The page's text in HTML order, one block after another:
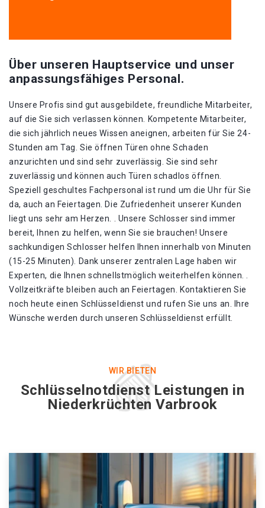
Über unseren Hauptservice und unser
anpassungsfähiges Personal.
Unsere Profis sind gut ausgebildete, freundliche Mitarbeiter,
auf die Sie sich verlassen können. Kompetente Mitarbeiter,
die sich jährlich neues Wissen aneignen, arbeiten für Sie 24-
Stunden am Tag. Sie öffnen Türen ohne Schaden
anzurichten und sind sehr zuverlässig. Sie sind sehr
zuverlässig und können auch Türen schadlos öffnen.
Speziell geschultes Fachpersonal ist rund um die Uhr für Sie
da, auch an Feiertagen. Die Zufriedenheit unserer Kunden
liegt uns sehr am Herzen. . Unsere Schlosser sind immer
bereit, Ihnen zu helfen, wenn Sie sie brauchen! Unsere
sachkundigen Schlosser helfen Ihnen innerhalb von Minuten
(15-25 Minuten). Dank unserer zentralen Lage haben wir
Experten, die Ihnen schnellstmöglich weiterhelfen können. .
Vollzeitkräfte bleiben auch an Feiertagen. Kontaktieren Sie
noch heute einen Schlüsseldienst und rufen Sie uns an. Ihre
Wünsche werden durch unseren Schlüsseldienst erfüllt.
WIR BIETEN
Schlüsselnotdienst Leistungen in
Niederkrüchten Varbrook